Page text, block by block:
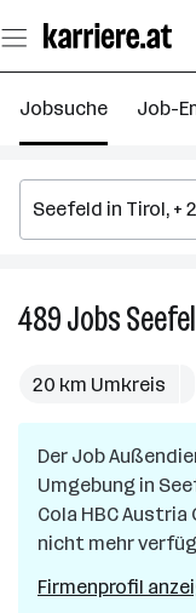
Seiteninhalt
springen
Jobsuche Job-
489Jobs
20 km Umkreis
Der Job
Umgebung in
Cola HBC Austria
nicht mehr
Firmenprofil